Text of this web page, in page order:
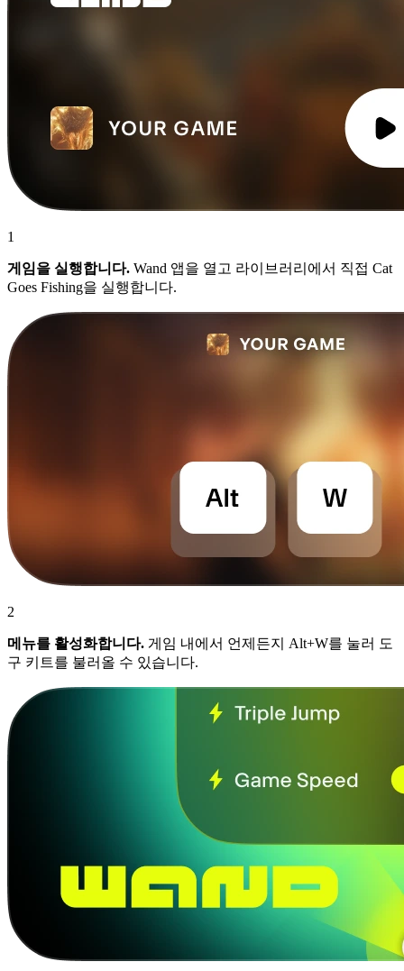
1
게임을 실행합니다. Wand 앱을 열고 라이브러리에서 직접 Cat
Goes Fishing을 실행합니다.
2
메뉴를 활성화합니다. 게임 내에서 언제든지 Alt+W를 눌러 도
구 키트를 불러올 수 있습니다.